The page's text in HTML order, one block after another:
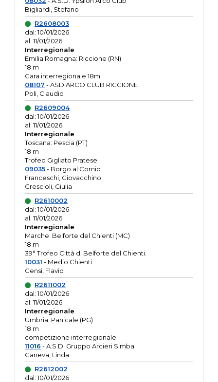
Bigliardi, Stefano
R2608003
dal: 10/01/2026
al: 11/01/2026
Interregionale
Emilia Romagna: Riccione (RN)
18 m
Gara interregionale 18m
08107 - ASD ARCO CLUB RICCIONE
Poli, Claudio
R2609004
dal: 10/01/2026
al: 11/01/2026
Interregionale
Toscana: Pescia (PT)
18 m
Trofeo Gigliato Pratese
09035- Borgo al Cornio
Franceschi, Giovacchino
Crescioli, Giulia
R2610002
dal: 10/01/2026
al: 11/01/2026
Interregionale
Marche: Belforte del Chienti (MC)
18 m
39° Trofeo Città di Belforte del Chienti.
10031 - Medio Chienti
Censi, Flavio
R2611002
dal: 10/01/2026
al: 11/01/2026
Interregionale
Umbria: Panicale (PG)
18 m
competizione interregionale
11016 - A.S.D. Gruppo Arcieri Simba
Caneva, Linda
R2612002
dal: 10/01/2026